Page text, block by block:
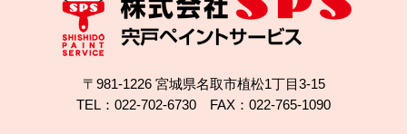
〒981-1226 宮城県名取市植松1丁目3-15
TEL：022-702-6730 FAX：022-765-1090